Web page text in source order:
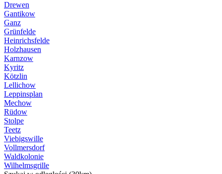
Drewen
Gantikow
Ganz
Grünfelde
Heinrichsfelde
Holzhausen
Karnzow
Kyritz
Kötzlin
Lellichow
Leppinsplan
Mechow
Rüdow
Stolpe
Teetz
Viebigswille
Vollmersdorf
Waldkolonie
Wilhelmsgrille